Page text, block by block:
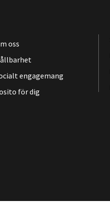
oss
engagemang
för dig